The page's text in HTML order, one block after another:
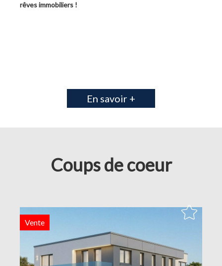
rêves immobiliers !
En savoir +
Coups de coeur
Vente